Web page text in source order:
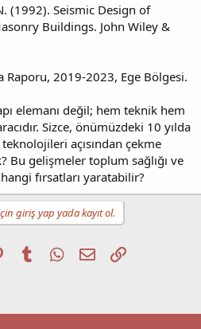
(1992). Seismic Design of
Buildings. John Wiley &
Raporu, 2019-2023, Ege Bölgesi.
elemanı değil; hem teknik hem
Sizce, önümüzdeki 10 yılda
açısından çekme
Bu gelişmeler toplum sağlığı ve
fırsatları yaratabilir?
giriş yap yada kayıt ol.
PinterestTumblrWhatsApp
E-postaLink